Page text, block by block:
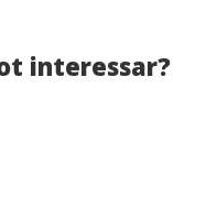
interessar?